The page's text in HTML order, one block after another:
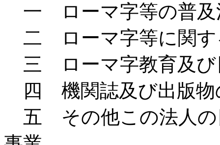
一 ローマ字等の普及
二 ローマ字等に関す
三 ローマ字教育及び
四 機関誌及び出版物
五 その他この法人の